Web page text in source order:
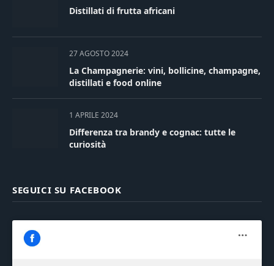
Distillati di frutta africani
27 AGOSTO 2024
La Champagnerie: vini, bollicine, champagne,
distillati e food online
1 APRILE 2024
Differenza tra brandy e cognac: tutte le
curiosità
SEGUICI SU FACEBOOK